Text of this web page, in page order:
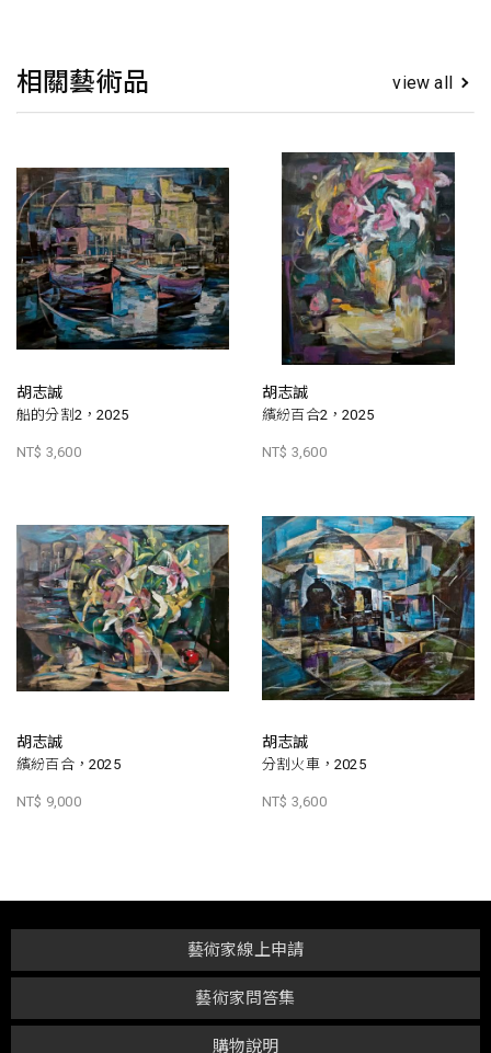
相關藝術品 view all
胡志誠
船的分割2，2025
NT$ 3,600
胡志誠
繽紛百合2，2025
NT$ 3,600
胡志誠
繽紛百合，2025
NT$ 9,000
胡志誠
分割火車，2025
NT$ 3,600
購物說明
藝術家問答集
藝術家線上申請